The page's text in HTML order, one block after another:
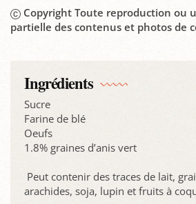
Copyright Toute reproduction ou
partielle des contenus et photos de
Ingrédients
Sucre
Farine de blé
Oeufs
1.8% graines d’anis vert
Peut contenir des traces de lait,
arachides, soja, lupin et fruits à